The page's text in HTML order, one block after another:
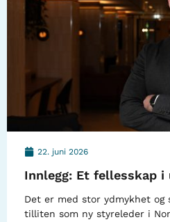
22. juni 2026
Innlegg: Et fellesskap
Det er med stor ydmykhet
tilliten som ny styreleder i